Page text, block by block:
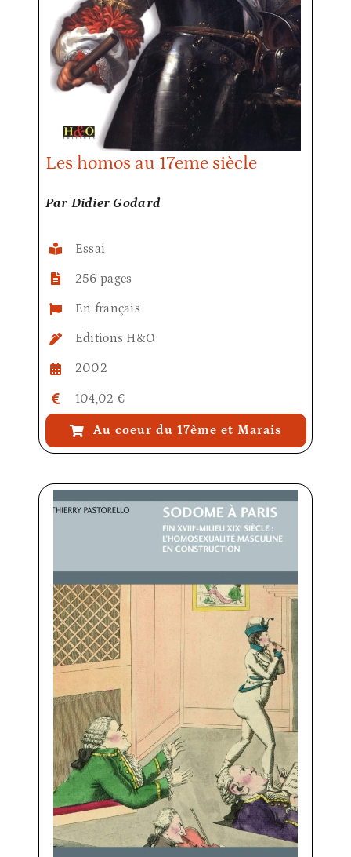
Les homos au 17eme siècle
Par Didier Godard
Essai
256 pages
En français
Editions H&O
2002
104,02 €
Au coeur du 17ème et Marais